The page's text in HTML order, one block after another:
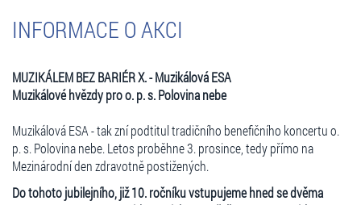
INFORMACE O AKCI
MUZIKÁLEM BEZ BARIÉR X. - Muzikálová ESA
Muzikálové hvězdy pro o. p. s. Polovina nebe
Muzikálová ESA - tak zní podtitul tradičního benefičního koncertu o.
p. s. Polovina nebe. Letos proběhne 3. prosince, tedy přímo na
Mezinárodní den zdravotně postižených.
Do tohoto jubilejního, již 10. ročníku vstupujeme hned se dvěma